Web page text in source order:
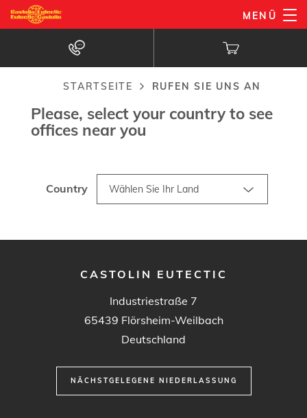
Direkt
zum
MENÜ
Rufen Sie uns an
Pfadnavigation
STARTSEITE RUFEN SIE UNS AN
Country
Please, select your country to see
offices near you
CASTOLIN EUTECTIC
Industriestraße 7
65439 Flörsheim-Weilbach
Deutschland
NÄCHSTGELEGENE NIEDERLASSUNG